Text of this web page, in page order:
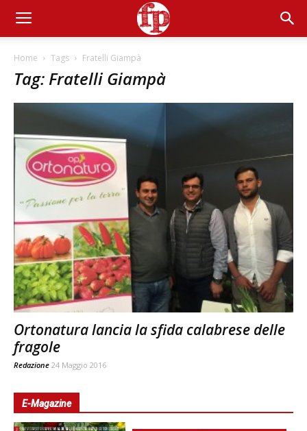
Home Tags Fratelli Giampà
Tag: Fratelli Giampà
Ortonatura lancia la sfida calabrese delle
fragole
Redazione 24 Maggio 2016
E-Magazine